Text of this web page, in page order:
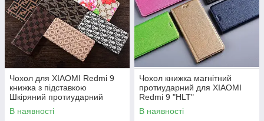
Чохол для XIAOMI Redmi 9
книжка з підставкою
Шкіряний протиударний
магнітний вологостійкий
"COUTURE"
В наявності
Чохол книжка магнітний
протиударний для XIAOMI
Redmi 9 "HLT"
В наявності